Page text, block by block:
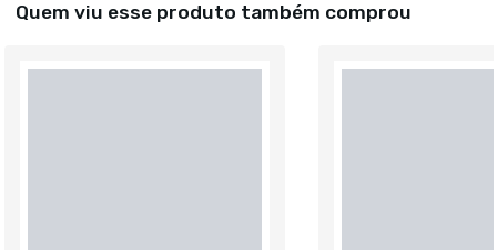
Quem viu esse produto também comprou